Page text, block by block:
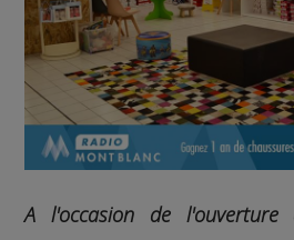
A l'occasion de l'ouverture